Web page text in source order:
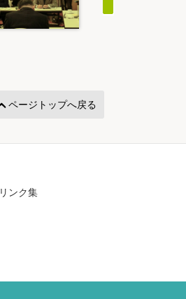
ページトップへ戻る
リンク集